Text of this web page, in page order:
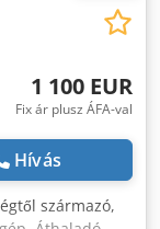
1 100 EUR
Fix ár plusz ÁFA-val
Hívás
származó,